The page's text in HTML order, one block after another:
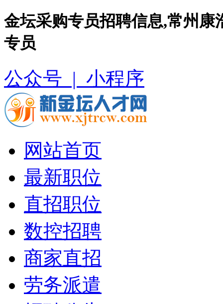
金坛采购专员招聘信息,常州
专员
公众号 | 小程序
网站首页
最新职位
直招职位
数控招聘
商家直招
劳务派遣